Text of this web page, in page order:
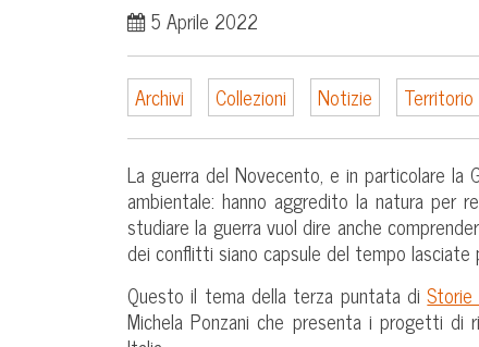
5 Aprile 2022
Archivi Collezioni Notizie Territorio
La guerra del Novecento, e in particolare la
ambientale: hanno aggredito la natura per
studiare la guerra vuol dire anche
dei conflitti siano capsule del tempo lasciate
Questo il tema della terza puntata di
Michela Ponzani che presenta i progetti di